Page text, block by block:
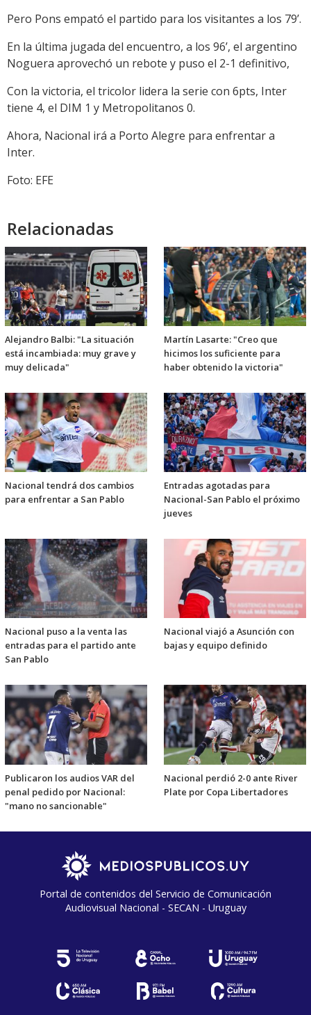
Pero Pons empató el partido para los visitantes a los 79’.
En la última jugada del encuentro, a los 96’, el argentino
Noguera aprovechó un rebote y puso el 2-1 definitivo,
Con la victoria, el tricolor lidera la serie con 6pts, Inter
tiene 4, el DIM 1 y Metropolitanos 0.
Ahora, Nacional irá a Porto Alegre para enfrentar a
Inter.
Foto: EFE
Relacionadas
Alejandro Balbi: "La situación
está incambiada: muy grave y
muy delicada"
Martín Lasarte: "Creo que
hicimos los suficiente para
haber obtenido la victoria"
Nacional tendrá dos cambios
para enfrentar a San Pablo
Entradas agotadas para
Nacional-San Pablo el próximo
jueves
Nacional puso a la venta las
entradas para el partido ante
San Pablo
Nacional viajó a Asunción con
bajas y equipo definido
Publicaron los audios VAR del
penal pedido por Nacional:
"mano no sancionable"
Nacional perdió 2-0 ante River
Plate por Copa Libertadores
Portal de contenidos del Servicio de Comunicación
Audiovisual Nacional - SECAN - Uruguay